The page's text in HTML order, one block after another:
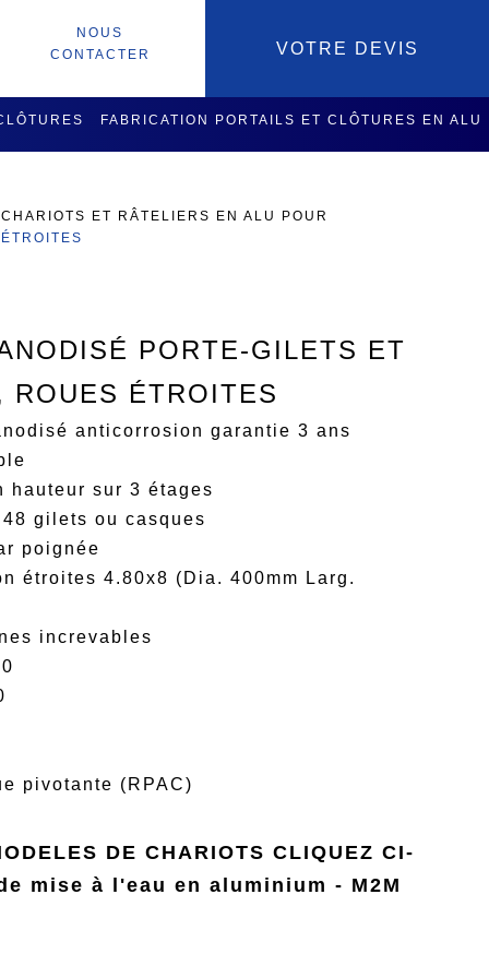
VOTRE DEVIS
NOUS
CONTACTER
FABRICATION PORTAILS ET CLÔTURES EN ALU
CHARIOTS ET RÂTELIERS EN ALU POUR
PORTE-GILETS ET
ROUES ÉTROITES
anticorrosion garantie 3 ans
hauteur sur 3 étages
gilets ou casques
poignée
étroites 4.80x8 (Dia. 400mm Larg.
increvables
pivotante (RPAC)
DE CHARIOTS CLIQUEZ CI-
mise à l'eau en aluminium - M2M